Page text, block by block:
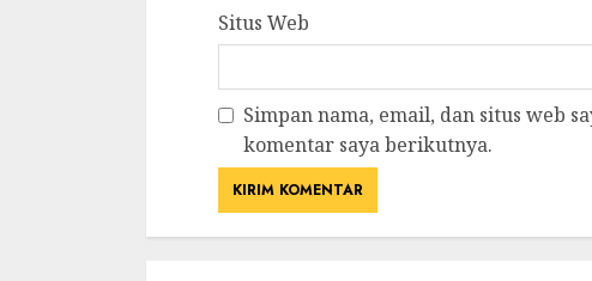
Situs Web
Simpan nama, email, dan situs web
komentar saya berikutnya.